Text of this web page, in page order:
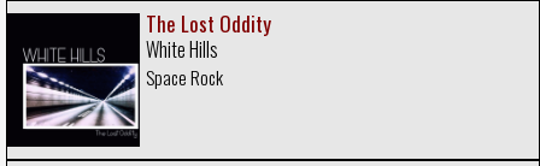
The Lost Oddity
White Hills
Space Rock